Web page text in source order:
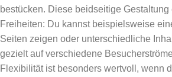
bestücken. Diese beidseitige Gestaltung
Freiheiten: Du kannst beispielsweise
Seiten zeigen oder unterschiedliche
gezielt auf verschiedene
Flexibilität ist besonders wertvoll, wenn